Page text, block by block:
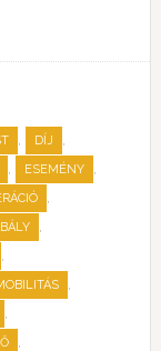
, DÍJ ,
, ESEMÉNY ,
,
,
,
,
,
,